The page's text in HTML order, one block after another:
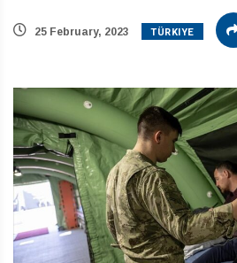
25 February, 2023 TÜRKIYE